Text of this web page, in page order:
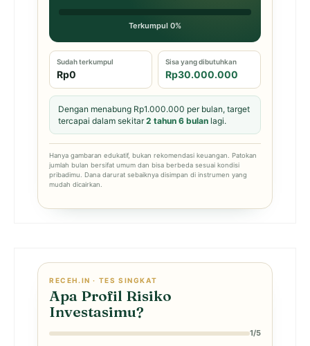
Terkumpul 0%
Sudah terkumpul
Rp0
Sisa yang dibutuhkan
Rp30.000.000
Dengan menabung Rp1.000.000 per bulan, target
tercapai dalam sekitar2 tahun 6 bulan lagi.
Hanya gambaran edukatif, bukan rekomendasi keuangan. Patokan
jumlah bulan bersifat umum dan bisa berbeda sesuai kondisi
pribadimu. Dana darurat sebaiknya disimpan di instrumen yang
mudah dicairkan.
RECEH.IN · TES SINGKAT
Apa Profil Risiko
Investasimu?
1/5